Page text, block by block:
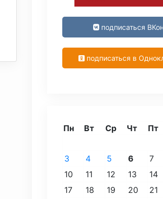
подписаться
подписаться в
Пн Вт Ср Чт Пт
3
4 5 6 7
10
11 12 13 14
17
18 19 20 21